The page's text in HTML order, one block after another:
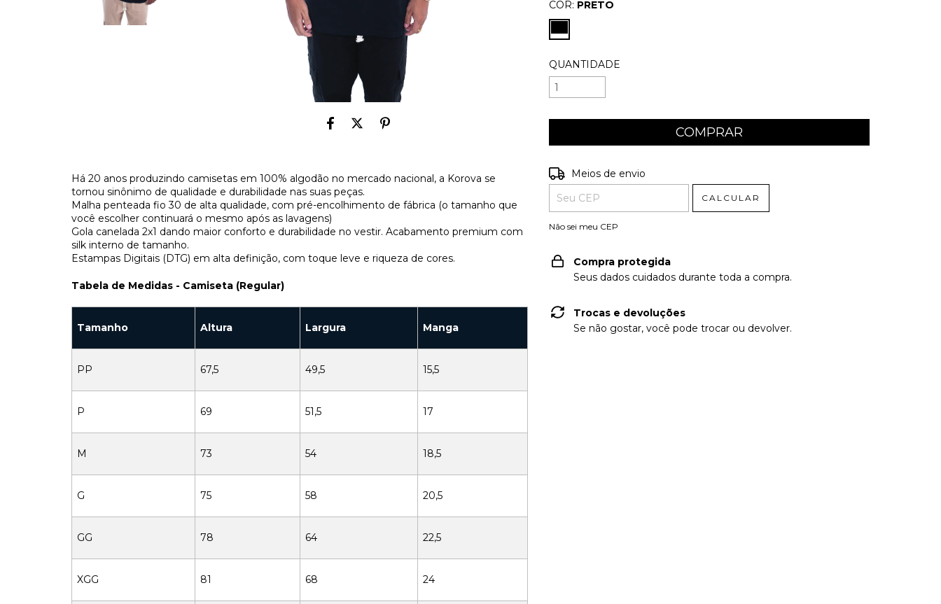
Há 20 anos produzindo camisetas em 100% algodão no mercado nacional, a Korova se
tornou sinônimo de qualidade e durabilidade nas suas peças.
Malha penteada fio 30 de alta qualidade, com pré-encolhimento de fábrica (o tamanho que
você escolher continuará o mesmo após as lavagens)
Gola canelada 2x1 dando maior conforto e durabilidade no vestir. Acabamento premium com
silk interno de tamanho.
Estampas Digitais (DTG) em alta definição, com toque leve e riqueza de cores.
Tabela de Medidas - Camiseta (Regular)
Tamanho Altura Largura Manga
PP 67,5 49,5 15,5
P 69 51,5 17
M 73 54 18,5
G 75 58 20,5
GG 78 64 22,5
XGG 81 68 24
COR: PRETO
QUANTIDADE
Entregas para o CEP:
Meios de envio
CALCULAR
Não sei meu CEP
Compra protegida
Seus dados cuidados durante toda a compra.
Trocas e devoluções
Se não gostar, você pode trocar ou devolver.